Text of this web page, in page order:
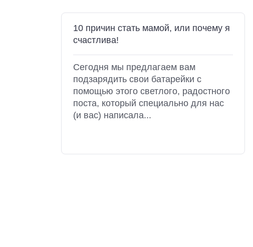
10 причин стать мамой, или почему я
счастлива!
Сегодня мы предлагаем вам
подзарядить свои батарейки с
помощью этого светлого, радостного
поста, который специально для нас
(и вас) написала...